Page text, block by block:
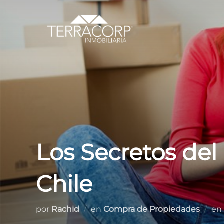
Los Secretos
Chile
por Rachid en Compra de Propiedades en